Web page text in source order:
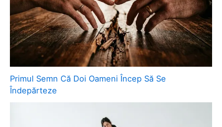
Primul Semn Că Doi Oameni Încep Să Se
Îndepărteze